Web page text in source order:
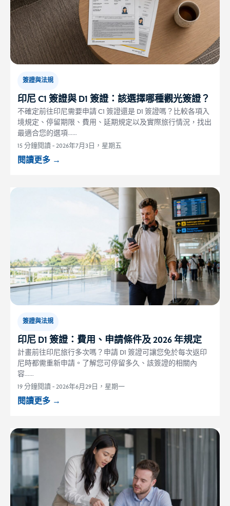
簽證與法規
印尼 C1 簽證與 D1 簽證：該選擇哪種觀光簽證？
不確定前往印尼需要申請 C1 簽證還是 D1 簽證嗎？比較各項入
境規定、停留期限、費用、延期規定以及實際旅行情況，找出
最適合您的選項……
15 分鐘閱讀-2026年7月3日，星期五
閱讀更多 →
簽證與法規
印尼 D1 簽證：費用、申請條件及 2026 年規定
計畫前往印尼旅行多次嗎？申請 D1 簽證可讓您免於每次返印
尼時都需重新申請。了解您可停留多久、該簽證的相關內
容……
19 分鐘閱讀-2026年6月29日，星期一
閱讀更多 →